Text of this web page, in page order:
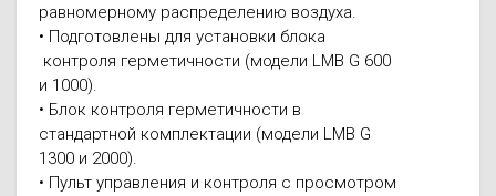
равномерному распределению воздуха.
• Подготовлены для установки блока
контроля герметичности (модели LMB G 600
и 1000).
• Блок контроля герметичности в
стандартной комплектации (модели LMB G
1300 и 2000).
• Пульт управления и контроля с просмотром